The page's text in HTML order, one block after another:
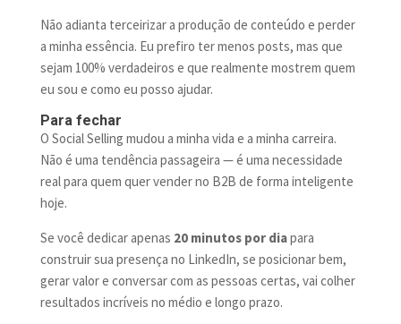
Não adianta terceirizar a produção de conteúdo e perder
a minha essência. Eu prefiro ter menos posts, mas que
sejam 100% verdadeiros e que realmente mostrem quem
eu sou e como eu posso ajudar.
Para fechar
O Social Selling mudou a minha vida e a minha carreira.
Não é uma tendência passageira — é uma necessidade
real para quem quer vender no B2B de forma inteligente
hoje.
Se você dedicar apenas 20 minutos por diapara
construir sua presença no LinkedIn, se posicionar bem,
gerar valor e conversar com as pessoas certas, vai colher
resultados incríveis no médio e longo prazo.